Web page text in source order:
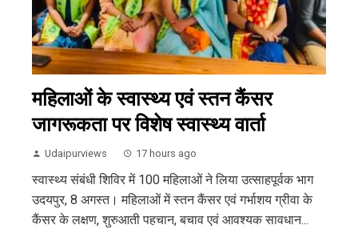
महिलाओं के स्वास्थ्य एवं स्तन कैंसर
जागरूकता पर विशेष स्वास्थ्य वार्ता
Udaipurviews 17 hours ago
स्वास्थ्य संबंधी शिविर में 100 महिलाओं ने लिया उत्साहपूर्वक भाग
उदयपुर, 8 अगस्त। महिलाओं में स्तन कैंसर एवं गर्भाशय ग्रीवा के
कैंसर के लक्षण, शुरुआती पहचान, बचाव एवं आवश्यक सावधान...